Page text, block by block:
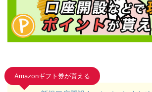
Amazonギフト券が貰える